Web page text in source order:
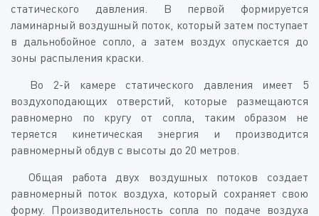
статического давления. В первой формируется
ламинарный воздушный поток, который затем поступает
в дальнобойное сопло, а затем воздух опускается до
зоны распыления краски.
Во 2-й камере статического давления имеет 5
воздухоподающих отверстий, которые размещаются
равномерно по кругу от сопла, таким образом не
теряется кинетическая энергия и производится
равномерный обдув с высоты до 20 метров.
Общая работа двух воздушных потоков создает
равномерный поток воздуха, который сохраняет свою
форму. Производительность сопла по подаче воздуха